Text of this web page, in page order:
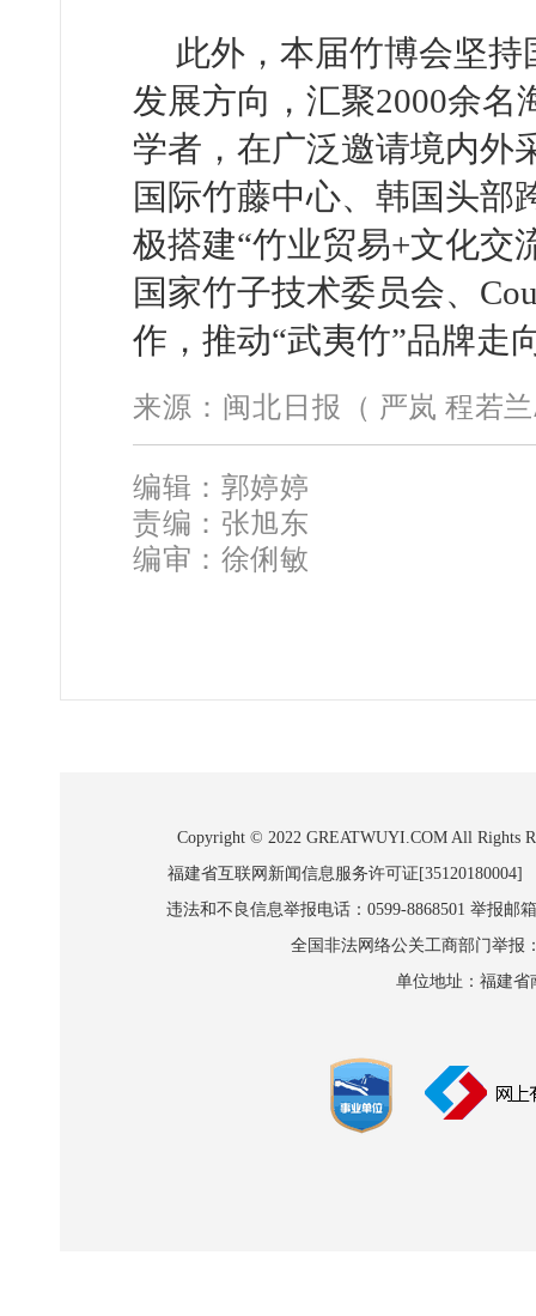
此外，本届竹博会坚
发展方向，汇聚2000余
学者，在广泛邀请境内外
国际竹藤中心、韩国头部
极搭建“竹业贸易+文化交
国家竹子技术委员会、
作，推动“武夷竹”品牌走
来源： 闽北日报 （ 严岚 程若
编辑：郭婷婷
责编：张旭东
编审：徐俐敏
Copyright © 2022 GREATWUYI.COM All Rights
福建省互联网新闻信息服务许可证
违法和不良信息举报电话：0599-8868501 举报邮
全国非法网络公关工商部门举报
单位地址：福建省